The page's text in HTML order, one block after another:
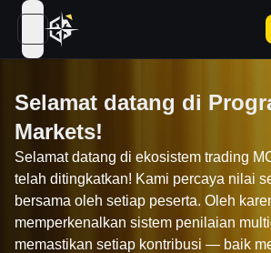
open navigation menu
Selamat datang di
Markets!
Selamat datang di ekosistem trading
telah ditingkatkan! Kami percaya nilai
bersama oleh setiap peserta. Oleh
memperkenalkan sistem penilaian
memastikan setiap kontribusi — baik